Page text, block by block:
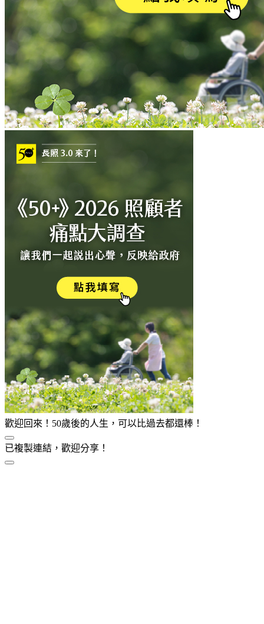
歡迎回來！50歲後的人生，可以比過去都還棒！
已複製連結，歡迎分享！